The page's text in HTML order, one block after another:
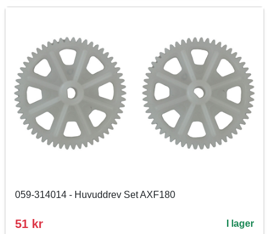
059-314014 - Huvuddrev Set AXF180
51 kr I lager